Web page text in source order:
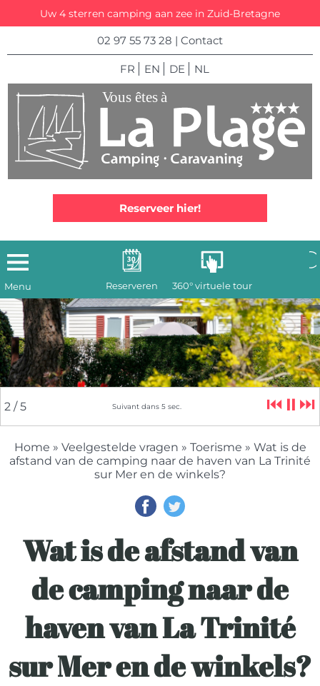
Uw 4 sterren camping aan zee in Zuid-Bretagne
02 97 55 73 28 | Contact
FR EN DE NL
Reserveren 360° virtuele tour
Reserveer hier!
2 / 5 Suivant dans 5sec. ⏮ ⏸ ⏭
Menu
Home » Veelgestelde vragen » Toerisme » Wat is de
afstand van de camping naar de haven van La Trinité
sur Mer en de winkels?
Wat is de afstand van
de camping naar de
haven van La Trinité
sur Mer en de winkels?